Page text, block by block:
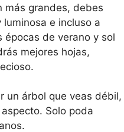
más grandes, debes
e incluso a
épocas de verano y sol
mejores hojas,
un árbol que veas débil,
Solo poda